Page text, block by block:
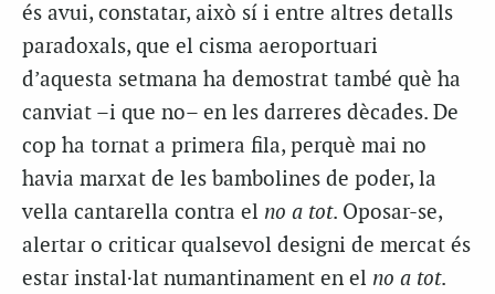
és avui, constatar, això sí i entre altres detalls
paradoxals, que el cisma aeroportuari
d’aquesta setmana ha demostrat també què ha
canviat –i que no– en les darreres dècades. De
cop ha tornat a primera fila, perquè mai no
havia marxat de les bambolines de poder, la
vella cantarella contra el no a tot. Oposar-se,
alertar o criticar qualsevol designi de mercat és
estar instal·lat numantinament en el no a tot.